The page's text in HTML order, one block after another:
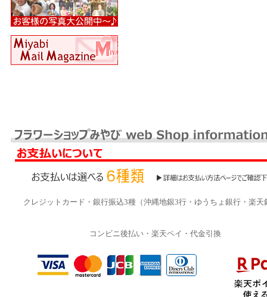
クレジットカード・銀行振込3種（沖縄地銀3行・ゆうちょ銀行・楽天
コンビニ後払い・楽天ペイ・代金引換